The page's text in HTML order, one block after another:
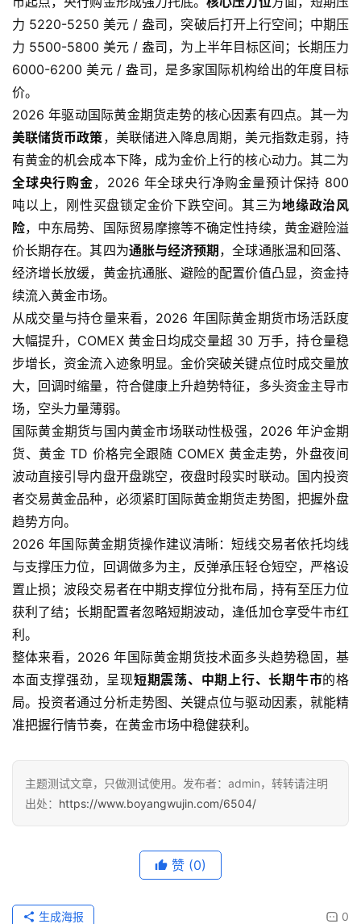
原
油
期
货
国
际
期
恒
指
期
货
期
货
入
门
期
货
行
情
黄
金
期
货
力 5220-5250 美元 / 盎司，突破后打开上行空间；中期压
力 5500-5800 美元 / 盎司，为上半年目标区间；长期压力
6000-6200 美元 / 盎司，是多家国际机构给出的年度目标
价。
2026 年驱动国际黄金期货走势的核心因素有四点。其一为
美联储货币政策，美联储进入降息周期，美元指数走弱，持
有黄金的机会成本下降，成为金价上行的核心动力。其二为
全球央行购金，2026 年全球央行净购金量预计保持 800
吨以上，刚性买盘锁定金价下跌空间。其三为地缘政治风
险，中东局势、国际贸易摩擦等不确定性持续，黄金避险溢
价长期存在。其四为通胀与经济预期，全球通胀温和回落、
经济增长放缓，黄金抗通胀、避险的配置价值凸显，资金持
续流入黄金市场。
从成交量与持仓量来看，2026 年国际黄金期货市场活跃度
大幅提升，COMEX 黄金日均成交量超 30 万手，持仓量稳
步增长，资金流入迹象明显。金价突破关键点位时成交量放
大，回调时缩量，符合健康上升趋势特征，多头资金主导市
场，空头力量薄弱。
国际黄金期货与国内黄金市场联动性极强，2026 年沪金期
货、黄金 TD 价格完全跟随 COMEX 黄金走势，外盘夜间
波动直接引导内盘开盘跳空，夜盘时段实时联动。国内投资
者交易黄金品种，必须紧盯国际黄金期货走势图，把握外盘
趋势方向。
2026 年国际黄金期货操作建议清晰：短线交易者依托均线
与支撑压力位，回调做多为主，反弹承压轻仓短空，严格设
置止损；波段交易者在中期支撑位分批布局，持有至压力位
获利了结；长期配置者忽略短期波动，逢低加仓享受牛市红
利。
整体来看，2026 年国际黄金期货技术面多头趋势稳固，基
本面支撑强劲，呈现短期震荡、中期上行、长期牛市的格
局。投资者通过分析走势图、关键点位与驱动因素，就能精
准把握行情节奏，在黄金市场中稳健获利。
主题测试文章，只做测试使用。发布者：admin，转转请注明
出处： https://www.boyangwujin.com/6504/
赞 (0)
0
生成海报